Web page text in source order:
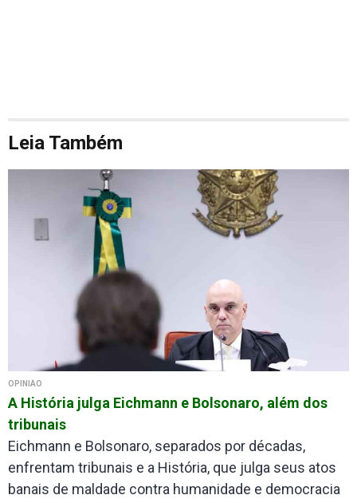
Leia Também
OPINIÃO
A História julga Eichmann e Bolsonaro, além dos
tribunais
Eichmann e Bolsonaro, separados por décadas,
enfrentam tribunais e a História, que julga seus atos
banais de maldade contra humanidade e democracia